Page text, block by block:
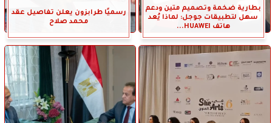
بطارية ضخمة وتصميم متين ودعم
سهل لتطبيقات جوجل: لماذا يُعد
هاتف HUAWEI...
رسميًا طرابزون يعلن تفاصيل عقد
محمد صلاح